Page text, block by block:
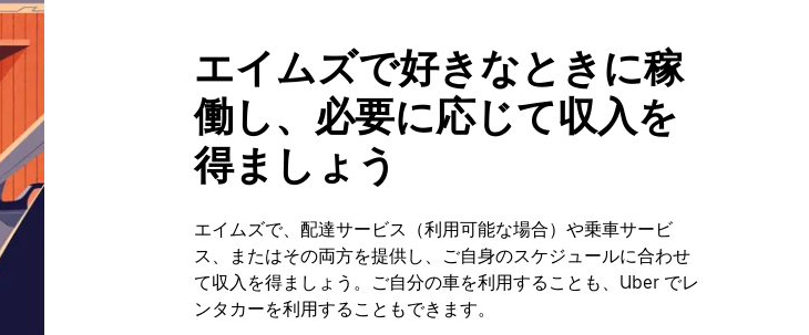
エイムズで好きなときに稼
働し、必要に応じて収入を
得ましょう
エイムズで、配達サービス（利用可能な場合）や乗車サービ
ス、またはその両方を提供し、ご自身のスケジュールに合わせ
て収入を得ましょう。ご自分の車を利用することも、Uber でレ
ンタカーを利用することもできます。